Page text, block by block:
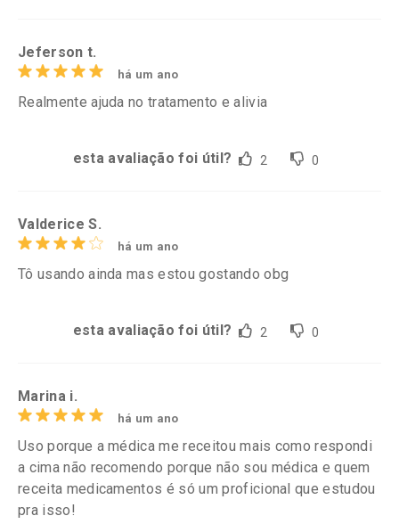
Jeferson t.
há um ano
Realmente ajuda no tratamento e alivia
esta avaliação foi útil? 2 0
Valderice S.
há um ano
Tô usando ainda mas estou gostando obg
esta avaliação foi útil? 2 0
Marina i.
há um ano
Uso porque a médica me receitou mais como respondi
a cima não recomendo porque não sou médica e quem
receita medicamentos é só um proficional que estudou
pra isso!